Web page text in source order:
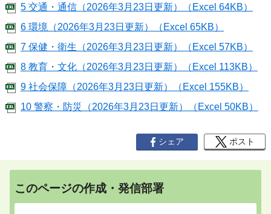
5 交通・通信（2026年3月23日更新）（Excel 64KB）
6 環境（2026年3月23日更新）（Excel 65KB）
7 保健・衛生（2026年3月23日更新）（Excel 57KB）
8 教育・文化（2026年3月23日更新）（Excel 113KB）
9 社会保障（2026年3月23日更新）（Excel 155KB）
10 警察・防災（2026年3月23日更新）（Excel 50KB）
シェア ポスト
このページの作成・発信部署